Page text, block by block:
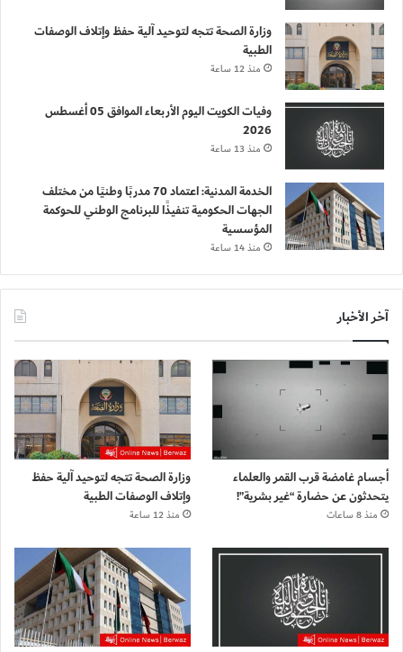
وزارة الصحة تتجه لتوحيد آلية حفظ وإتلاف الوصفات
الطبية
منذ 12 ساعة
وفيات الكويت اليوم الأربعاء الموافق 05 أغسطس
2026
منذ 13 ساعة
الخدمة المدنية: اعتماد 70 مدربًا وطنيًا من مختلف
الجهات الحكومية تنفيذًا للبرنامج الوطني للحوكمة
المؤسسية
منذ 14 ساعة
آخر الأخبار
أجسام غامضة قرب القمر والعلماء
يتحدثون عن حضارة “غير بشرية”!
منذ 8 ساعات
وزارة الصحة تتجه لتوحيد آلية حفظ
وإتلاف الوصفات الطبية
منذ 12 ساعة